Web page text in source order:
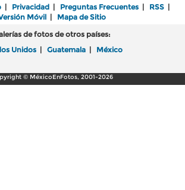
| Privacidad | Preguntas Frecuentes | RSS |
Móvil| Mapa de Sitio
de fotos de otros países:
Unidos | Guatemala | México
© MéxicoEnFotos, 2001-2026